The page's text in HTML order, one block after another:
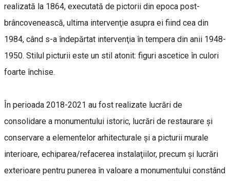
realizată la 1864, executată de pictorii din epoca post-
brâncovenească, ultima intervenţie asupra ei fiind cea din
1984, când s-a îndepărtat intervenţia în tempera din anii 1948-
1950. Stilul picturii este un stil atonit: figuri ascetice în culori
foarte închise.
În perioada 2018-2021 au fost realizate lucrări de
consolidare a monumentului istoric, lucrări de restaurare şi
conservare a elementelor arhitecturale şi a picturii murale
interioare, echiparea/refacerea instalaţiilor, precum şi lucrări
exterioare pentru punerea în valoare a monumentului constând